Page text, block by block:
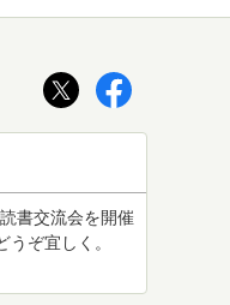
書交流会を開催
ぞ宜しく。